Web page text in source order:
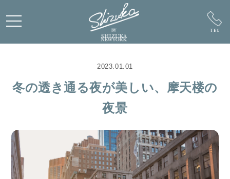
2023.01.01
冬の透き通る夜が美しい、摩天楼の
夜景